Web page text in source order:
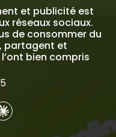
et publicité est
réseaux sociaux.
de consommer du
partagent et
bien compris